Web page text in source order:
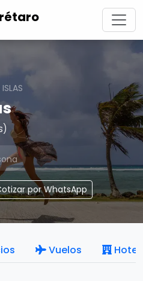
por WhatsApp
Vuelos